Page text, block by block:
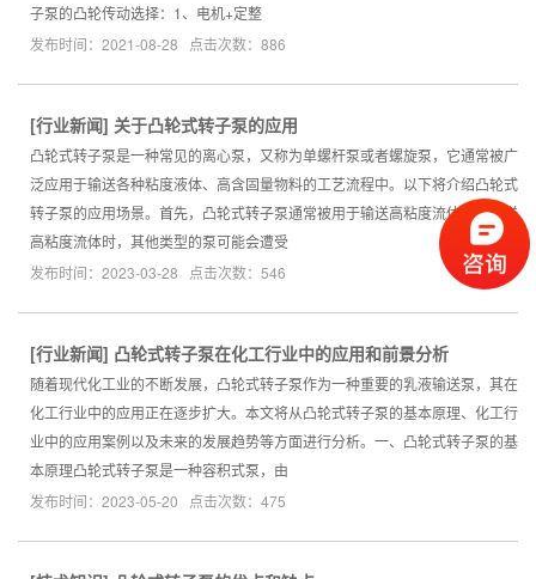
子泵的凸轮传动选择：1、电机+定整
发布时间：2021-08-28 点击次数：886
[行业新闻] 关于凸轮式转子泵的应用
凸轮式转子泵是一种常见的离心泵，又称为单螺杆泵或者螺旋泵，它通常被广
泛应用于输送各种粘度液体、高含固量物料的工艺流程中。以下将介绍凸轮式
转子泵的应用场景。首先，凸轮式转子泵通常被用于输送高粘度流体。在输送
高粘度流体时，其他类型的泵可能会遭受
发布时间：2023-03-28 点击次数：546
[行业新闻] 凸轮式转子泵在化工行业中的应用和前景分析
随着现代化工业的不断发展，凸轮式转子泵作为一种重要的乳液输送泵，其在
化工行业中的应用正在逐步扩大。本文将从凸轮式转子泵的基本原理、化工行
业中的应用案例以及未来的发展趋势等方面进行分析。一、凸轮式转子泵的基
本原理凸轮式转子泵是一种容积式泵，由
发布时间：2023-05-20 点击次数：475